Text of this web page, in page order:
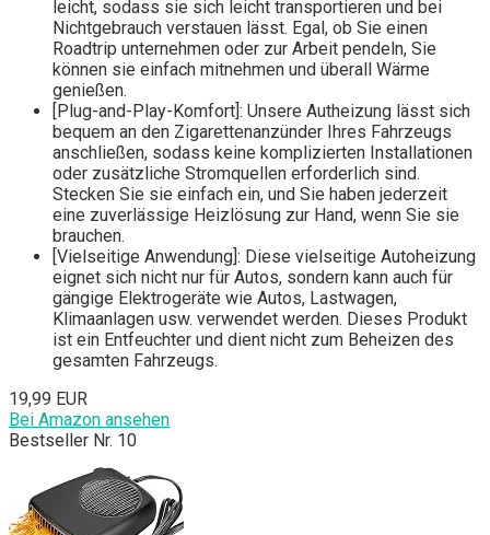
leicht, sodass sie sich leicht transportieren und bei
Nichtgebrauch verstauen lässt. Egal, ob Sie einen
Roadtrip unternehmen oder zur Arbeit pendeln, Sie
können sie einfach mitnehmen und überall Wärme
genießen.
[Plug-and-Play-Komfort]: Unsere Autheizung lässt sich
bequem an den Zigarettenanzünder Ihres Fahrzeugs
anschließen, sodass keine komplizierten Installationen
oder zusätzliche Stromquellen erforderlich sind.
Stecken Sie sie einfach ein, und Sie haben jederzeit
eine zuverlässige Heizlösung zur Hand, wenn Sie sie
brauchen.
[Vielseitige Anwendung]: Diese vielseitige Autoheizung
eignet sich nicht nur für Autos, sondern kann auch für
gängige Elektrogeräte wie Autos, Lastwagen,
Klimaanlagen usw. verwendet werden. Dieses Produkt
ist ein Entfeuchter und dient nicht zum Beheizen des
gesamten Fahrzeugs.
19,99 EUR
Bei Amazon ansehen
Bestseller Nr. 10